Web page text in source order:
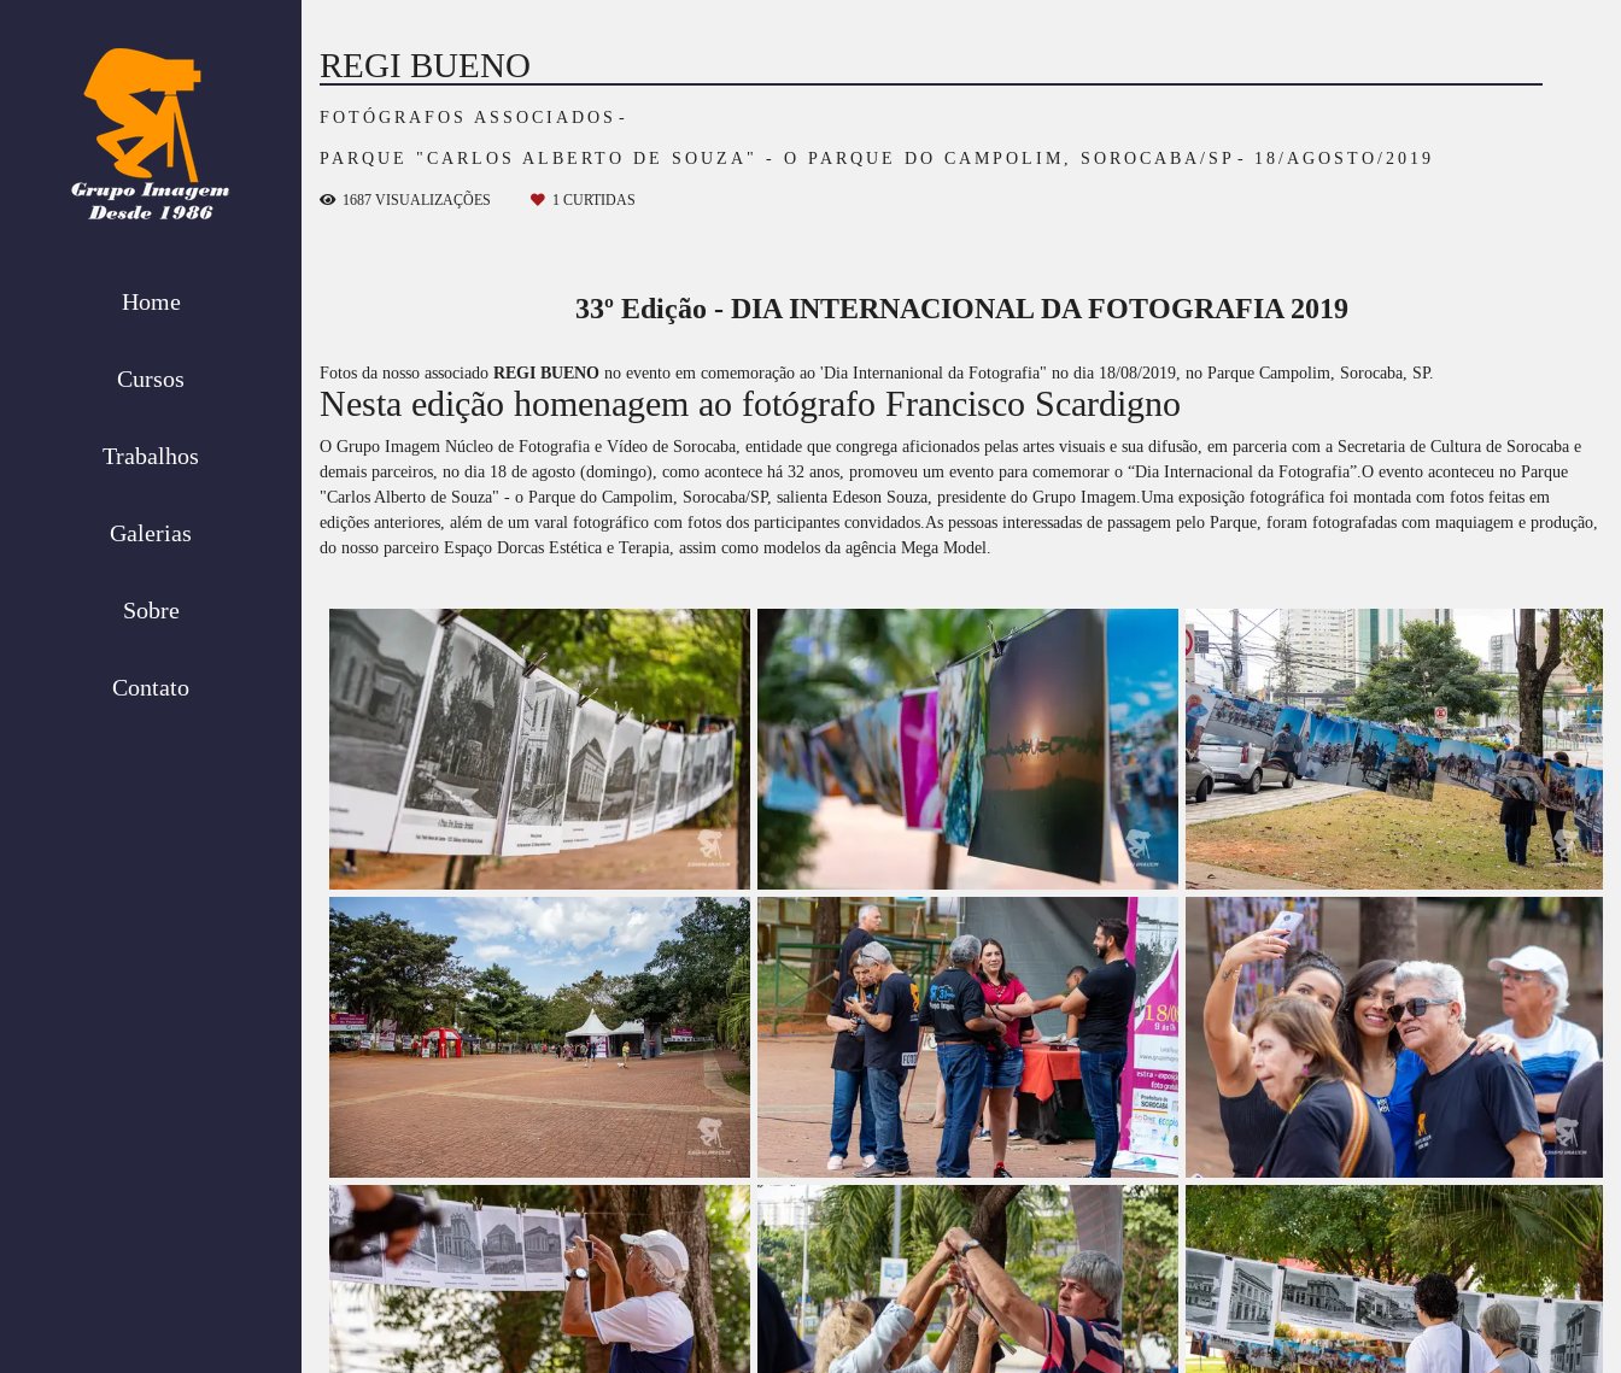
Home
Cursos
Trabalhos
Galerias
Sobre
Contato
FOTÓGRAFOS ASSOCIADOS
PARQUE "CARLOS ALBERTO DE SOUZA" - O PARQUE DO CAMPOLIM, SOROCABA/SP 18/AGOSTO/2019
REGI BUENO
1687 VISUALIZAÇÕES 1 CURTIDAS
33º Edição - DIA INTERNACIONAL DA FOTOGRAFIA 2019
Fotos da nosso associado REGI BUENO no evento em comemoração ao 'Dia Internanional da Fotografia" no dia 18/08/2019, no Parque Campolim, Sorocaba, SP.
Nesta edição homenagem ao fotógrafo Francisco Scardigno
O Grupo Imagem Núcleo de Fotografia e Vídeo de Sorocaba, entidade que congrega aficionados pelas artes visuais e sua difusão, em parceria com a Secretaria de Cultura de Sorocaba e
demais parceiros, no dia 18 de agosto (domingo), como acontece há 32 anos, promoveu um evento para comemorar o “Dia Internacional da Fotografia”.O evento aconteceu no Parque
"Carlos Alberto de Souza" - o Parque do Campolim, Sorocaba/SP, salienta Edeson Souza, presidente do Grupo Imagem.Uma exposição fotográfica foi montada com fotos feitas em
edições anteriores, além de um varal fotográfico com fotos dos participantes convidados.As pessoas interessadas de passagem pelo Parque, foram fotografadas com maquiagem e produção,
do nosso parceiro Espaço Dorcas Estética e Terapia, assim como modelos da agência Mega Model.